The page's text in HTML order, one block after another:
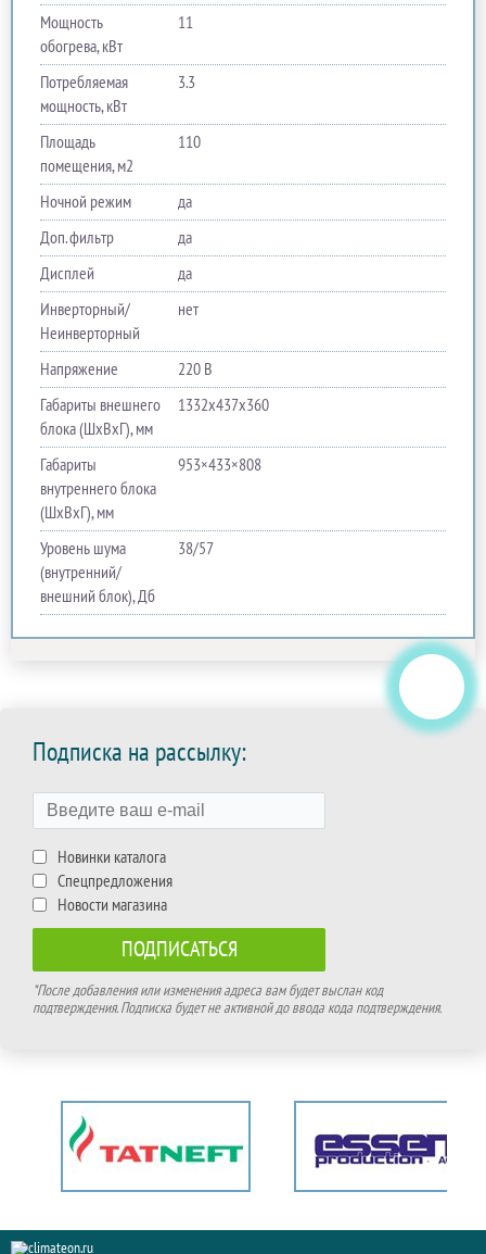
Мощность
обогрева, кВт
11
Потребляемая
мощность, кВт
3.3
Площадь
помещения, м2
110
Ночной режим
да
Доп. фильтр
да
Дисплей
да
Инверторный/
Неинверторный
нет
Напряжение
220 В
Габариты внешнего
блока (ШхВхГ), мм
1332х437х360
Габариты
внутреннего блока
(ШхВхГ), мм
953×433×808
Уровень шума
(внутренний/
внешний блок), Дб
38/57
Подписка на рассылку:
Новинки каталога
Спецпредложения
Новости магазина
*После добавления или изменения адреса вам будет выслан код
подтверждения. Подписка будет не активной до ввода кода подтверждения.